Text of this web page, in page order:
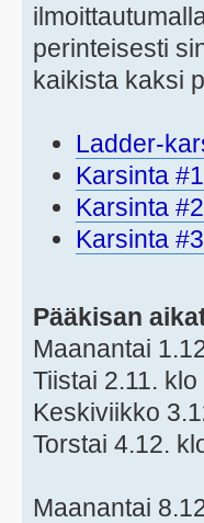
perinteisesti
kaikista kaksi
Ladder-
Karsinta
Karsinta
Karsinta
Pääkisan
Maanantai
Tiistai 2.11.
Keskiviikko
Torstai 4.12.
Maanantai